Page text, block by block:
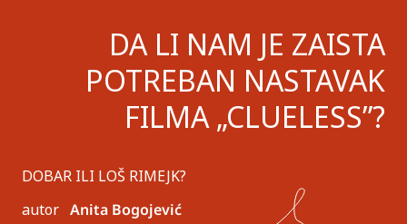
DA LI NAM JE ZAISTA
POTREBAN NASTAVAK
FILMA „CLUELESS”?
DOBAR ILI LOŠ RIMEJK?
autor Anita Bogojević